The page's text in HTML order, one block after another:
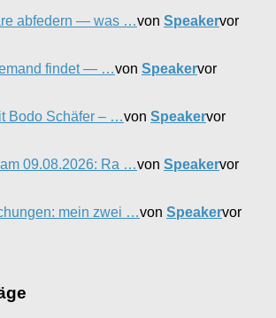
abfedern — was …von Speakervor
findet — …von Speakervor
Bodo Schäfer – …von Speakervor
09.08.2026: Ra …von Speakervor
mein zwei …von Speakervor